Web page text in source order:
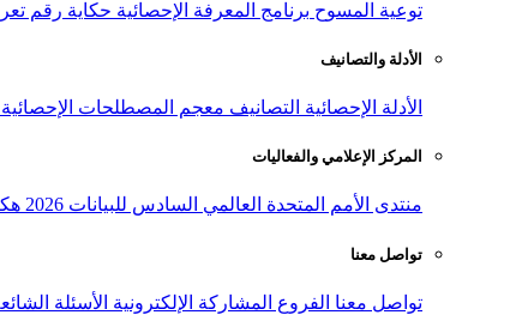
توعية المسوح برنامج المعرفة الإحصائية حكاية رقم
الأدلة والتصانيف
الأدلة الإحصائية التصانيف معجم المصطلحات الإحصائية
المركز الإعلامي والفعاليات
منتدى الأمم المتحدة العالمي السادس للبيانات 2026
تواصل معنا
تواصل معنا الفروع المشاركة الإلكترونية الأسئلة